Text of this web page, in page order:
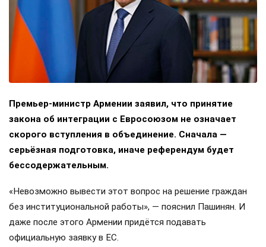
Премьер-министр Армении заявил, что принятие
закона об интеграции с Евросоюзом не означает
скорого вступления в объединение. Сначала —
серьёзная подготовка, иначе референдум будет
бессодержательным.
«Невозможно вывести этот вопрос на решение граждан
без институциональной работы», — пояснил Пашинян. И
даже после этого Армении придётся подавать
официальную заявку в ЕС.